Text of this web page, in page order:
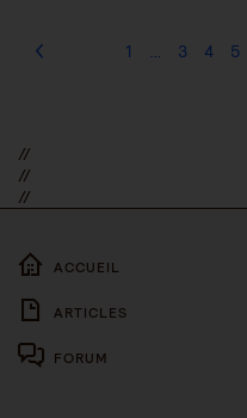
1 … 3 4 5
//
//
//
ACCUEIL
ARTICLES
FORUM